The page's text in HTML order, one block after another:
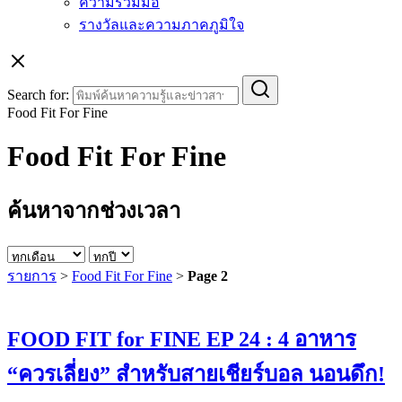
รางวัลและความภาคภูมิใจ
Search for:
Food Fit For Fine
Food Fit For Fine
ค้นหาจากช่วงเวลา
รายการ > Food Fit For Fine > Page 2
FOOD FIT for FINE EP 24 : 4 อาหาร
“ควรเลี่ยง” สำหรับสายเชียร์บอล นอนดึก!